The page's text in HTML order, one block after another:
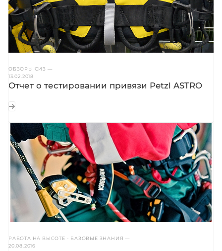
ОБЗОРЫ СИЗ —
13.02.2018
Отчет о тестировании привязи Petzl ASTRO
РАБОТА НА ВЫСОТЕ - БАЗОВЫЕ ЗНАНИЯ—
20.08.2016